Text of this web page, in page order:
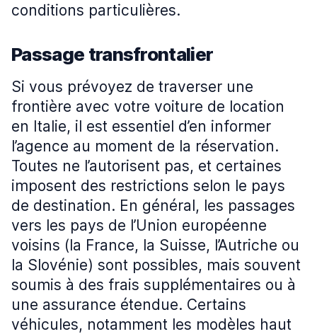
conditions particulières.
Passage transfrontalier
Si vous prévoyez de traverser une
frontière avec votre voiture de location
en Italie, il est essentiel d’en informer
l’agence au moment de la réservation.
Toutes ne l’autorisent pas, et certaines
imposent des restrictions selon le pays
de destination. En général, les passages
vers les pays de l’Union européenne
voisins (la France, la Suisse, l’Autriche ou
la Slovénie) sont possibles, mais souvent
soumis à des frais supplémentaires ou à
une assurance étendue. Certains
véhicules, notamment les modèles haut